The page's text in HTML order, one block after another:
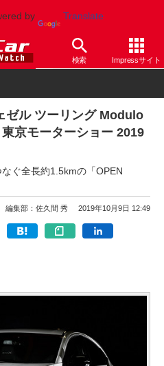
by Translate
検索 Impressサイト
ヴェゼル
ゼル ツーリング Modulo
京モーターショー 2019
ぐ全長約1.5kmの「OPEN
編集部：佐久間 秀 2019年10月9日 12:49